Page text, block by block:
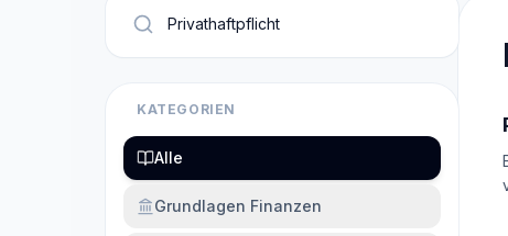
KATEGORIEN
Alle
Grundlagen Finanzen